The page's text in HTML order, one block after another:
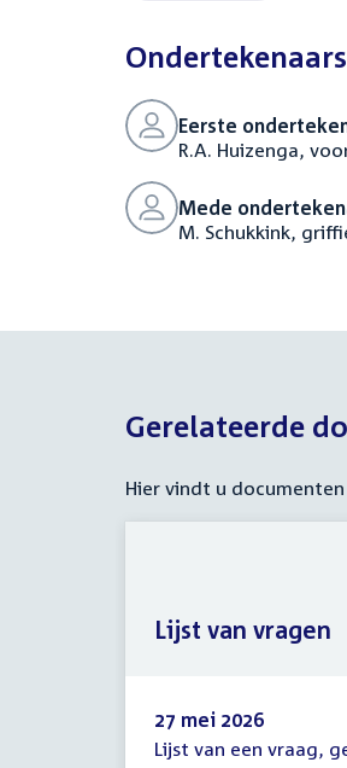
Ondertekenaars
Eerste
R.A. Huizenga,
Mede
M. Schukkink,
Gerelateerde
Hier vindt u
Lijst
27 mei 2026
Lijst van een vraag,
Lijst van vragen